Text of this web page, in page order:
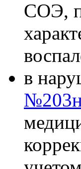
СОЭ,
в